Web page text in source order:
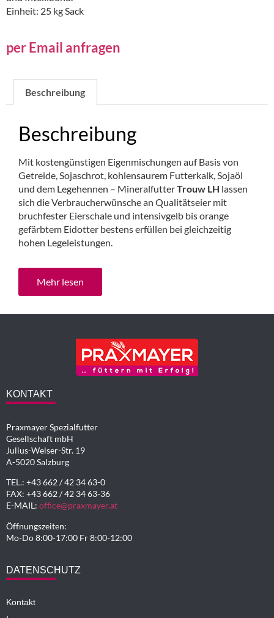
Einheit: 25 kg Sack
per Email anfragen
Beschreibung
Beschreibung
Mit kostengünstigen Eigenmischungen auf Basis von
Getreide, Sojaschrot, kohlensaurem Futterkalk, Sojaöl
und dem Legehennen – MineralfutterTrouw LH lassen
sich die Verbraucherwünsche an Qualitätseier mit
bruchfester Eierschale und intensivgelb bis orange
gefärbtem Eidotter bestens erfüllen bei gleichzeitig
hohen Legeleistungen.
Mehr lesen
KONTAKT
Praxmayer Spezialfutter
Gesellschaft mbH
Julius-Welser-Str. 19
A-5020 Salzburg
TEL.: +43 662 / 42 34 63-0
FAX: +43 662 / 42 34 63-36
E-MAIL: office@praxmayer.at
Öffnungszeiten:
Mo-Do 8:00-17:00 Fr 8:00-12:00
DATENSCHUTZ
Kontakt